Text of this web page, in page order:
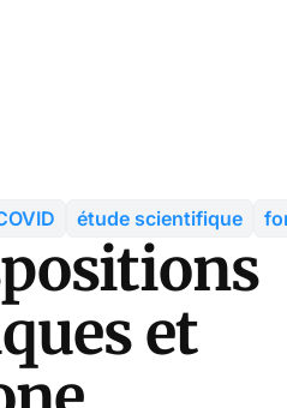
étude scientifique
et